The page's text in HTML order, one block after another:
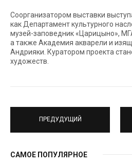
Соорганизатором выставки
как Департамент культурного
музей-заповедник «Царицыно»,
а также Академия акварели и
Андрияки. Куратором проекта
художеств.
ПРЕДУДУЩИЙ
САМОЕ ПОПУЛЯРНОЕ